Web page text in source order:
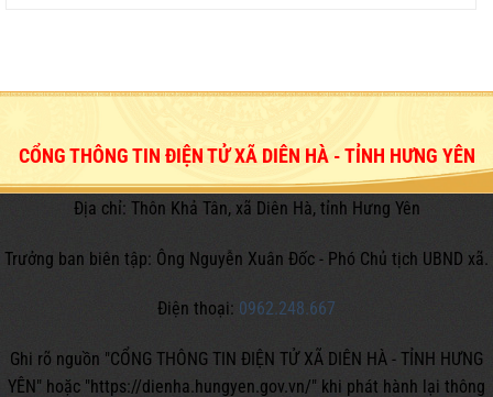
CỔNG THÔNG TIN ĐIỆN TỬ XÃ DIÊN HÀ - TỈNH HƯNG YÊN
Địa chỉ: Thôn Khả Tân, xã Diên Hà, tỉnh Hưng Yên
Trưởng ban biên tập: Ông Nguyễn Xuân Đốc - Phó Chủ tịch UBND xã.
Điện thoại: 0962.248.667
Ghi rõ nguồn "CỔNG THÔNG TIN ĐIỆN TỬ XÃ DIÊN HÀ - TỈNH HƯNG
YÊN" hoặc "https://dienha.hungyen.gov.vn/" khi phát hành lại thông